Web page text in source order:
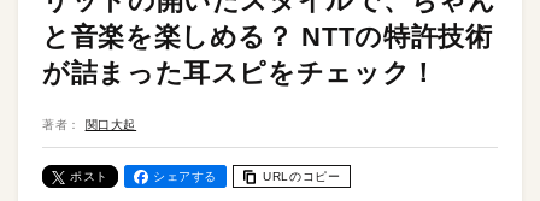
と音楽を楽しめる？ NTTの特許技術
が詰まった耳スピをチェック！
著者： 関口大起
ポスト シェアする URLのコピー